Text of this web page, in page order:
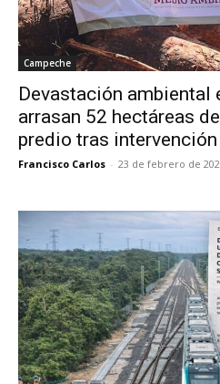
Campeche
Devastación ambiental
arrasan 52 hectáreas
predio tras
Francisco Carlos - 23 de febrero de